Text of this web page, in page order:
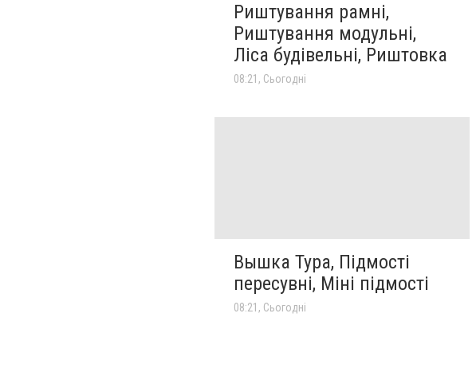
Риштування рамні,
Риштування модульні,
Ліса будівельні, Риштовка
08:21, Сьогодні
Вышка Тура, Підмості
пересувні, Міні підмості
08:21, Сьогодні